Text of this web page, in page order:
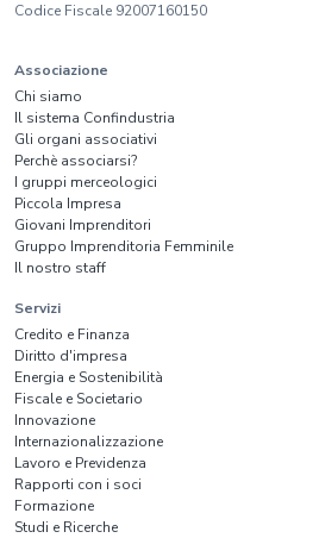
Codice Fiscale 92007160150
Associazione
Chi siamo
Il sistema Confindustria
Gli organi associativi
Perchè associarsi?
I gruppi merceologici
Piccola Impresa
Giovani Imprenditori
Gruppo Imprenditoria Femminile
Il nostro staff
Servizi
Credito e Finanza
Diritto d'impresa
Energia e Sostenibilità
Fiscale e Societario
Innovazione
Internazionalizzazione
Lavoro e Previdenza
Rapporti con i soci
Formazione
Studi e Ricerche